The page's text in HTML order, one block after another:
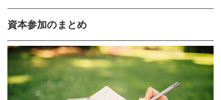
資本参加のまとめ